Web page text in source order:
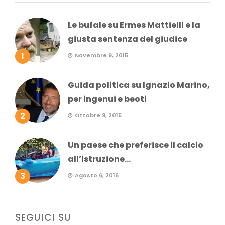
1
Le bufale su Ermes Mattielli e la
giusta sentenza del giudice
Novembre 9, 2015
2
Guida politica su Ignazio Marino,
per ingenui e beoti
Ottobre 9, 2015
3
Un paese che preferisce il calcio
all’istruzione...
Agosto 6, 2016
SEGUICI SU